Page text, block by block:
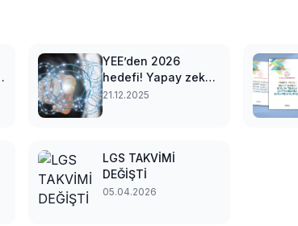
YEE’den 2026
hedefi! Yapay zeka
ile Türkçe öğretimi
geliyor
21.12.2025
LGS TAKVİMİ
DEĞİŞTİ
05.04.2026